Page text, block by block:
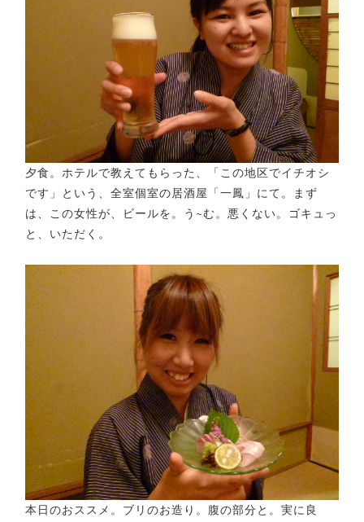
夕食。ホテルで教えてもらった、「この地区でイチオシ
です」という、全室個室の居酒屋「一鳳」にて。まず
は、この女性が、ビールを。う~む。悪くない。ゴキュっ
と、いただく。
本日のおススメ。ブリのお造り。腹の部分と。実に良